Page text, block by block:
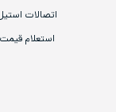
اتصالات
استعلام قیمت